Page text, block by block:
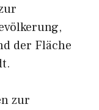
der Fläche
zur